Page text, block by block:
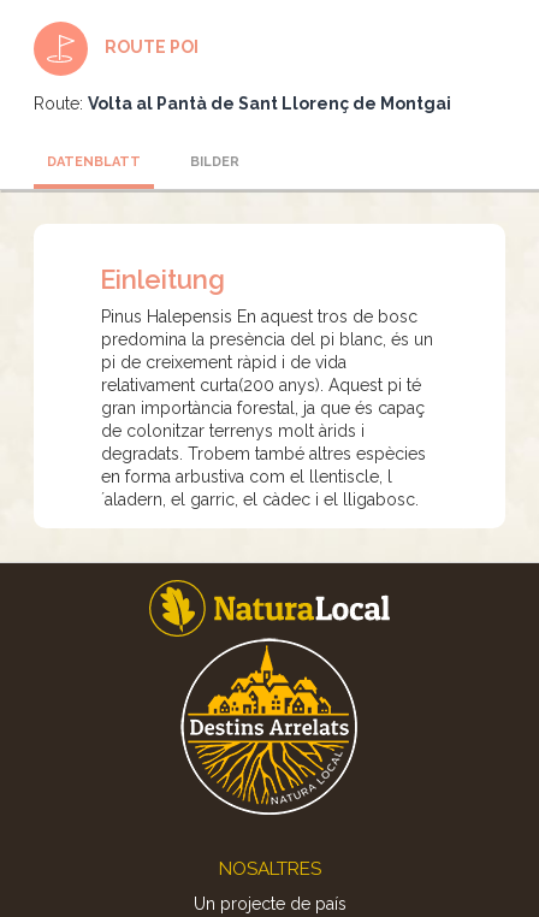
ROUTE POI
Route: Volta al Pantà de Sant Llorenç de Montgai
DATENBLATT BILDER
Einleitung
Pinus Halepensis En aquest tros de bosc
predomina la presència del pi blanc, és un
pi de creixement ràpid i de vida
relativament curta(200 anys). Aquest pi té
gran importància forestal, ja que és capaç
de colonitzar terrenys molt àrids i
degradats. Trobem també altres espècies
en forma arbustiva com el llentiscle, l
´aladern, el garric, el càdec i el lligabosc.
NOSALTRES
Un projecte de país